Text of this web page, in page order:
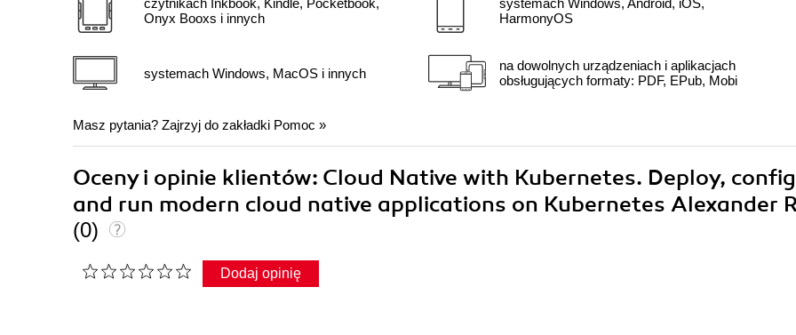
czytnikach Inkbook, Kindle, Pocketbook,
Onyx Booxs i innych
systemach Windows, MacOS i innych
systemach Windows, Android, iOS,
HarmonyOS
na dowolnych urządzeniach i aplikacjach
obsługujących formaty: PDF, EPub, Mobi
Masz pytania? Zajrzyj do zakładki Pomoc »
Oceny i opinie klientów: Cloud Native with Kubernetes. Deploy,
and run modern cloud native applications on Kubernetes Alexander
(0)
Dodaj opinię